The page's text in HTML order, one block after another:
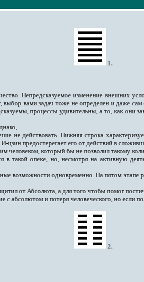
1.
Непредсказуемое изменение внешних
вами задач тоже не определен и даже
процессы удивительны, а то, как они
не действовать. Нижняя строка
цзин предостерегает его от действий в
человеком, который бы не позволил такому
такой опеке, но, несмотря на активную
возможности одновременно. На пятом этапе
от Абсолюта, а для того чтобы помог
абсолютом и потеря человеческого, но если
2.